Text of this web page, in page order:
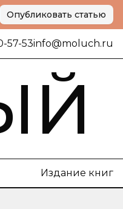
Опубликовать статью
57-53info@moluch.ru
Издание книг